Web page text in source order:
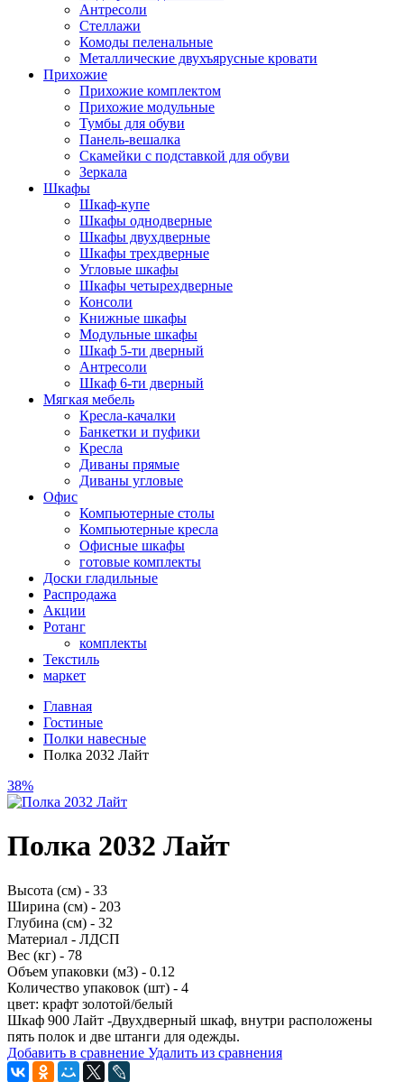
Антресоли
Стеллажи
Комоды пеленальные
Металлические двухъярусные кровати
Прихожие
Прихожие комплектом
Прихожие модульные
Тумбы для обуви
Панель-вешалка
Скамейки с подставкой для обуви
Зеркала
Шкафы
Шкаф-купе
Шкафы однодверные
Шкафы двухдверные
Шкафы трехдверные
Угловые шкафы
Шкафы четырехдверные
Консоли
Книжные шкафы
Модульные шкафы
Шкаф 5-ти дверный
Антресоли
Шкаф 6-ти дверный
Мягкая мебель
Кресла-качалки
Банкетки и пуфики
Кресла
Диваны прямые
Диваны угловые
Офис
Компьютерные столы
Компьютерные кресла
Офисные шкафы
готовые комплекты
Доски гладильные
Распродажа
Акции
Ротанг
комплекты
Текстиль
маркет
Главная
Гостиные
Полки навесные
Полка 2032 Лайт
38%
Полка 2032 Лайт
Высота (см) - 33
Ширина (см) - 203
Глубина (см) - 32
Материал - ЛДСП
Вес (кг) - 78
Объем упаковки (м3) - 0.12
Количество упаковок (шт) - 4
цвет: крафт золотой/белый
Шкаф 900 Лайт -Двухдверный шкаф, внутри расположены
пять полок и две штанги для одежды.
Добавить в сравнение Удалить из сравнения